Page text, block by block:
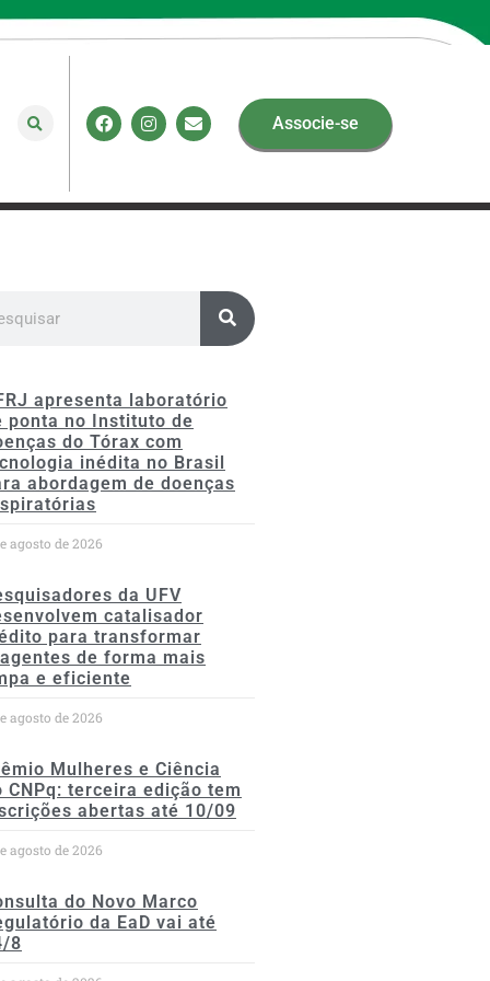
Associe-se
apresenta laboratório
ponta no Instituto de
do Tórax com
inédita no Brasil
abordagem de doenças
agosto de 2026
da UFV
catalisador
para transformar
de forma mais
e eficiente
agosto de 2026
Mulheres e Ciência
CNPq: terceira edição tem
abertas até 10/09
agosto de 2026
do Novo Marco
da EaD vai até
8